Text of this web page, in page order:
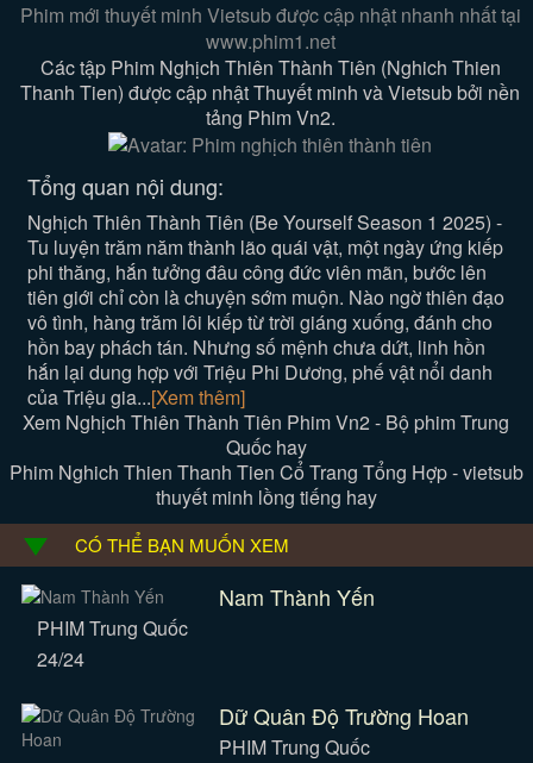
Phim mới thuyết minh Vietsub được cập nhật nhanh nhất tại
www.phim1.net
Các tập Phim Nghịch Thiên Thành Tiên (Nghich Thien
Thanh Tien) được cập nhật Thuyết minh và Vietsub bởi nền
tảng Phim Vn2.
Tổng quan nội dung:
Nghịch Thiên Thành Tiên (Be Yourself Season 1 2025) -
Tu luyện trăm năm thành lão quái vật, một ngày ứng kiếp
phi thăng, hắn tưởng đâu công đức viên mãn, bước lên
tiên giới chỉ còn là chuyện sớm muộn. Nào ngờ thiên đạo
vô tình, hàng trăm lôi kiếp từ trời giáng xuống, đánh cho
hồn bay phách tán. Nhưng số mệnh chưa dứt, linh hồn
hắn lại dung hợp với Triệu Phi Dương, phế vật nổi danh
của Triệu gia...[Xem thêm]
Xem Nghịch Thiên Thành Tiên Phim Vn2 - Bộ phim Trung
Quốc hay
Phim Nghich Thien Thanh Tien Cổ Trang Tổng Hợp - vietsub
thuyết minh lồng tiếng hay
CÓ THỂ BẠN MUỐN XEM
Nam Thành Yến
PHIM Trung Quốc
24/24
Dữ Quân Độ Trường Hoan
PHIM Trung Quốc